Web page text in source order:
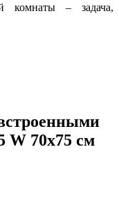
комнаты – задача,
W 70х75 см